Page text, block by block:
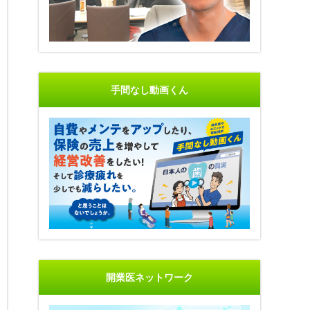
手間なし動画くん
開業医ネットワーク